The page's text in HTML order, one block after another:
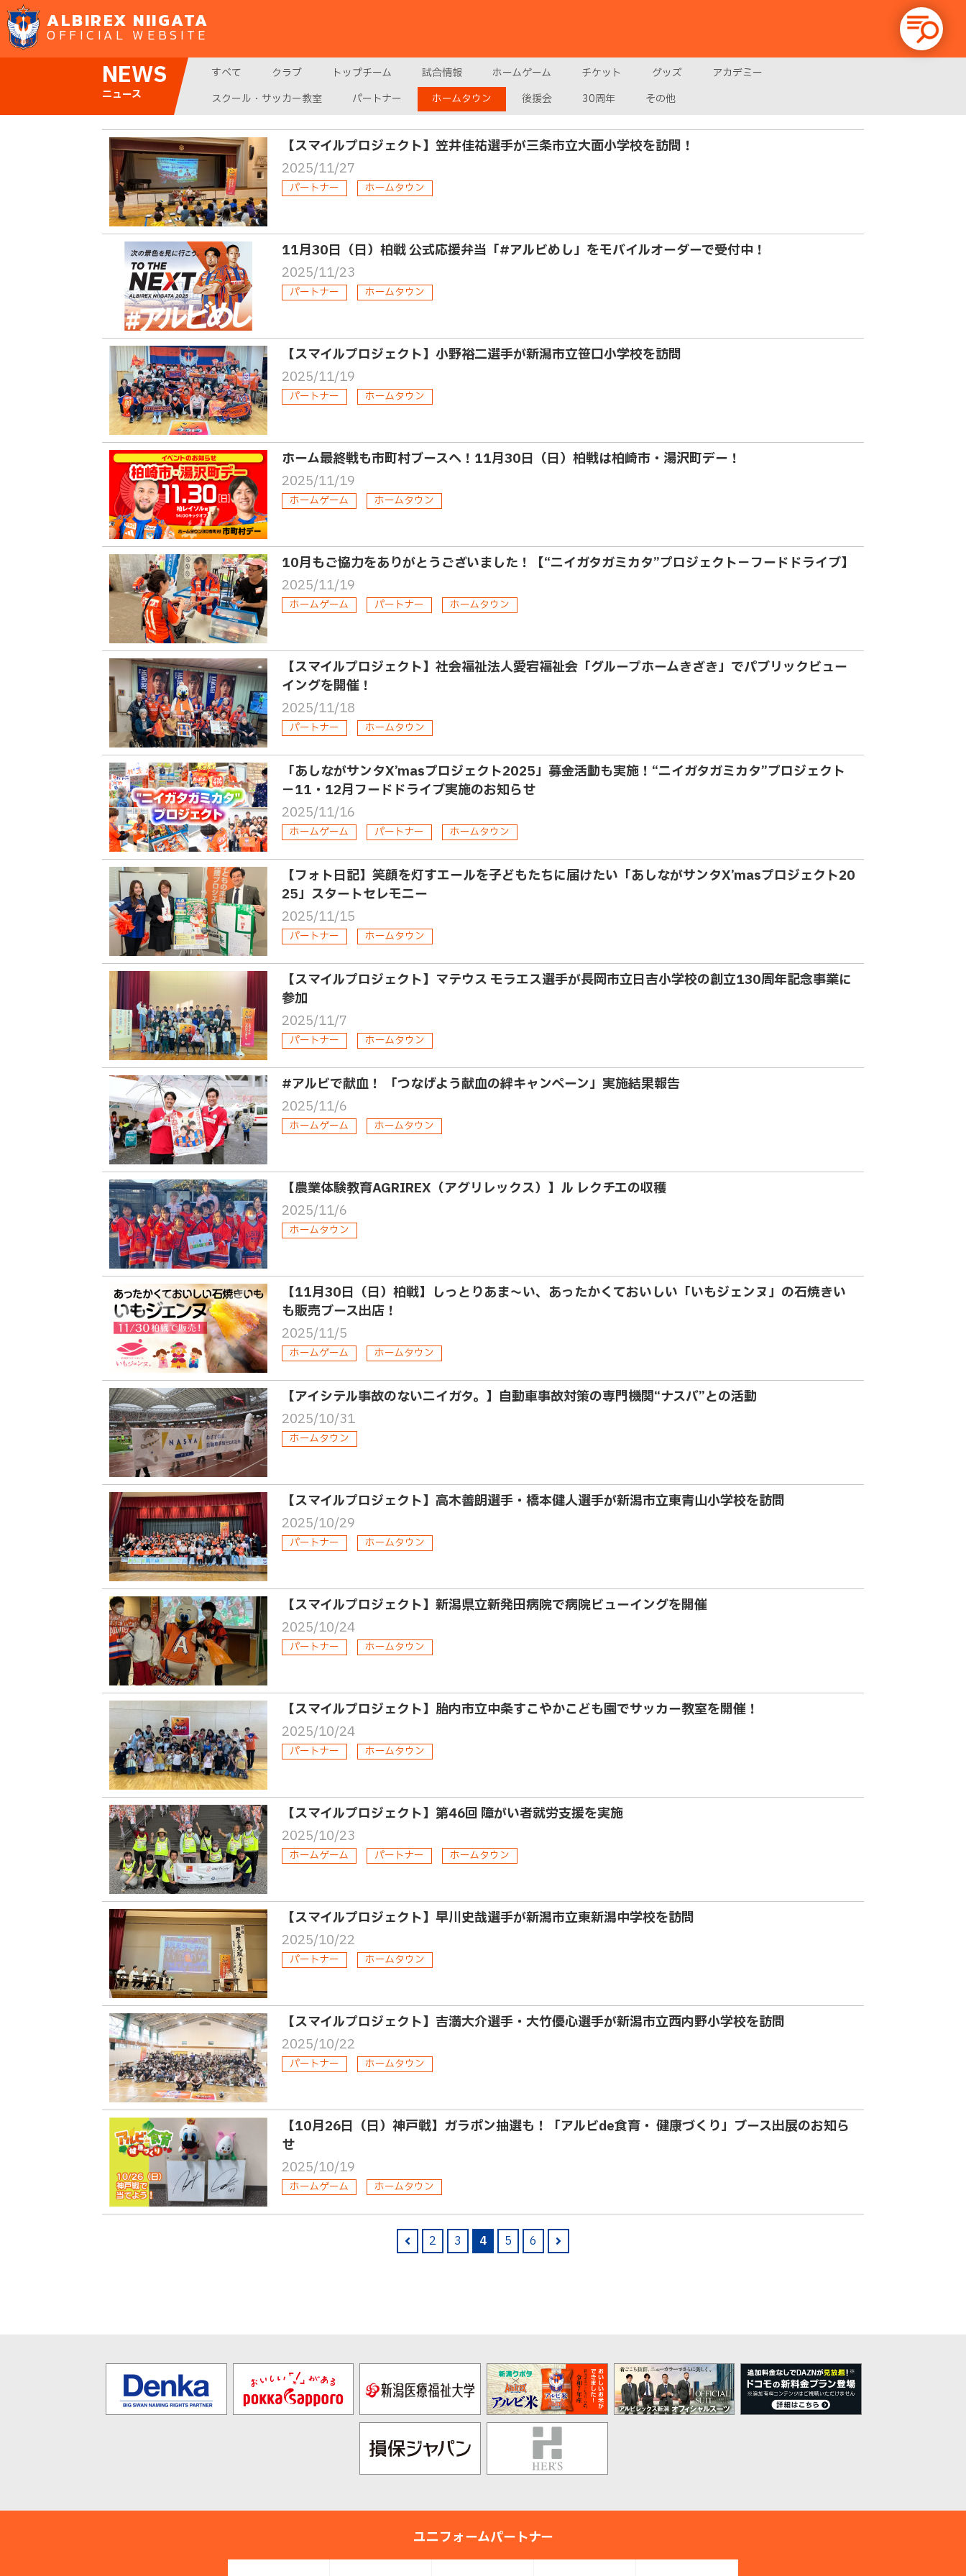
ALBIREX NIIGATA
OFFICIAL WEBSITE
NEWS
ニュース
すべて クラブ トップチーム 試合情報 ホームゲーム チケット グッズ
アカデミー
スクール・サッカー教室
パートナー ホームタウン 後援会 30周年 その他
【スマイルプロジェクト】笠井佳祐選手が三条市立大面小学校を訪問！
2025/11/27
パートナー ホームタウン
11月30日（日）柏戦 公式応援弁当「#アルビめし」をモバイルオーダーで受付中！
2025/11/23
パートナー ホームタウン
【スマイルプロジェクト】小野裕二選手が新潟市立笹口小学校を訪問
2025/11/19
パートナー ホームタウン
ホーム最終戦も市町村ブースへ！11月30日（日）柏戦は柏崎市・湯沢町デー！
2025/11/19
ホームゲーム ホームタウン
10月もご協力をありがとうございました！【“ニイガタガミカタ”プロジェクト－フードドライブ】
2025/11/19
ホームゲーム パートナー ホームタウン
【スマイルプロジェクト】社会福祉法人愛宕福祉会「グループホームきざき」でパブリックビュー
イングを開催！
2025/11/18
パートナー ホームタウン
「あしながサンタX’masプロジェクト2025」募金活動も実施！“ニイガタガミカタ”プロジェクト
－11・12月フードドライブ実施のお知らせ
2025/11/16
ホームゲーム パートナー ホームタウン
【フォト日記】笑顔を灯すエールを子どもたちに届けたい「あしながサンタX’masプロジェクト20
25」スタートセレモニー
2025/11/15
パートナー ホームタウン
【スマイルプロジェクト】マテウス モラエス選手が長岡市立日吉小学校の創立130周年記念事業に
参加
2025/11/7
パートナー ホームタウン
#アルビで献血！ 「つなげよう献血の絆キャンペーン」実施結果報告
2025/11/6
ホームゲーム ホームタウン
【農業体験教育AGRIREX（アグリレックス）】ル レクチエの収穫
2025/11/6
ホームタウン
【11月30日（日）柏戦】しっとりあま～い、あったかくておいしい「いもジェンヌ」の石焼きい
も販売ブース出店！
2025/11/5
ホームゲーム ホームタウン
【アイシテル事故のないニイガタ。】自動車事故対策の専門機関“ナスバ”との活動
2025/10/31
ホームタウン
【スマイルプロジェクト】高木善朗選手・橋本健人選手が新潟市立東青山小学校を訪問
2025/10/29
パートナー ホームタウン
【スマイルプロジェクト】新潟県立新発田病院で病院ビューイングを開催
2025/10/24
パートナー ホームタウン
【スマイルプロジェクト】胎内市立中条すこやかこども園でサッカー教室を開催！
2025/10/24
パートナー ホームタウン
【スマイルプロジェクト】第46回 障がい者就労支援を実施
2025/10/23
ホームゲーム パートナー ホームタウン
【スマイルプロジェクト】早川史哉選手が新潟市立東新潟中学校を訪問
2025/10/22
パートナー ホームタウン
【スマイルプロジェクト】吉満大介選手・大竹優心選手が新潟市立西内野小学校を訪問
2025/10/22
パートナー ホームタウン
【10月26日（日）神戸戦】ガラポン抽選も！「アルビde食育・ 健康づくり」ブース出展のお知ら
せ
2025/10/19
ホームゲーム ホームタウン
2 3 4 5
6
ユニフォームパートナー